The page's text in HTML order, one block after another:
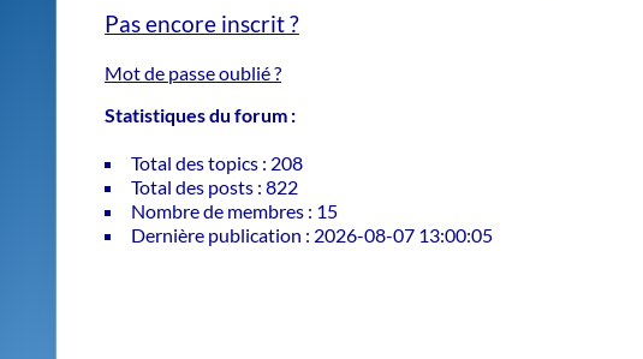
Pas encore inscrit ?
Mot de passe oublié ?
Statistiques du forum :
Total des topics : 208
Total des posts : 822
Nombre de membres : 15
Dernière publication : 2026-08-07 13:00:05